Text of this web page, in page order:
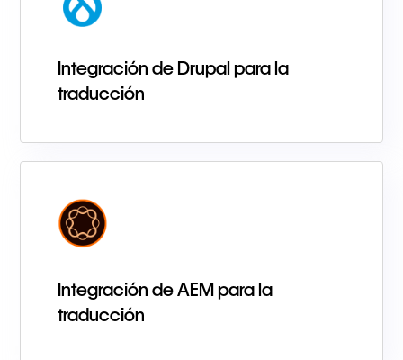
Integración de Drupal para la
traducción
Integración de AEM para la
traducción